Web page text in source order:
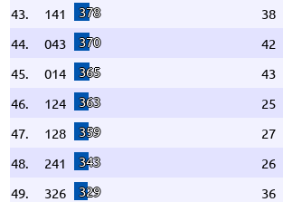
43. 141 378 38
44.
043 370 42
45.
014 365 43
46.
124 363 25
47.
128 359 27
48.
241 343 26
49.
326 329 36